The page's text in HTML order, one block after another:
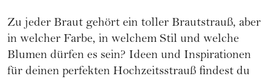
Zu jeder Braut gehört ein toller Brautstrauß, aber
in welcher Farbe, in welchem Stil und welche
Blumen dürfen es sein? Ideen und Inspirationen
für deinen perfekten Hochzeitsstrauß findest du